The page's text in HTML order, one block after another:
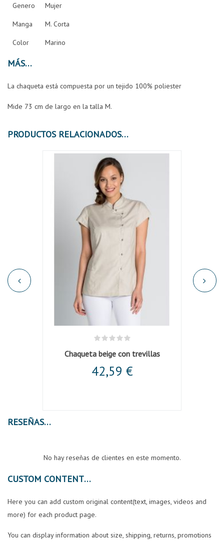
Genero Mujer
Manga M. Corta
Color Marino
MÁS
La chaqueta está compuesta por un tejido 100% poliester
Mide 73 cm de largo en la talla M.
PRODUCTOS RELACIONADOS
Chaqueta beige con trevillas
42,59 €
RESEÑAS
No hay reseñas de clientes en este momento.
CUSTOM CONTENT
Here you can add custom original content(text, images, videos and
more) for each product page.
You can display information about size, shipping, returns, promotions